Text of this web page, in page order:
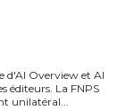
d'AI Overview et AI
éditeurs. La FNPS
unilatéral...